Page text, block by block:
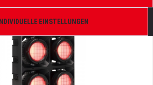
INDIVIDUELLE EINSTELLUNGEN